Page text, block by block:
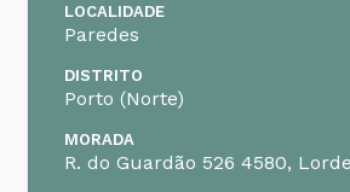
LOCALIDADE
Paredes
DISTRITO
Porto (Norte)
MORADA
R. do Guardão 526 4580,